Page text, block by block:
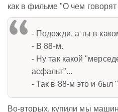
как в фильме "О чем
- Подожди, а ты в
- В 88-м.
- Ну так какой
асфальт"...
- Так в 88-м это и был
Во-вторых, купили мы